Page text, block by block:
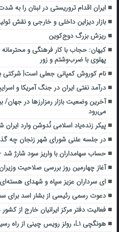
ایران اقدام تروریستی در لبنان را به
بازار دیزاین داخلی و خارجی و نقش
ریزش بزرگ دوج‌کوین
کیهان: حجاب با کار فرهنگی و
پهلوی با ضرب‌وشتم و زور
نام کوروش کمپانی جعلی است| شرکتی
درآمد نفتی ایران در جنگ آمریکا و
می‌رود
پیکر زنده‌یاد اسلامی نُدوشن وارد ایران
در جلسه علنی شورای شهر زنجان چه
حساب سهامداران با واریز سود شارژ شد
آغاز چهارمین روز بررسی صلاحیت
ای سرداران عزیز سپاه و شهدای
دعوت رسمی رئیسی از بشار اسد برای
فعالیت دفتر مرکز ایرانیان خارج از کشور
هونگچی L۱، رولز رویس چینی از راه رسید + عکس